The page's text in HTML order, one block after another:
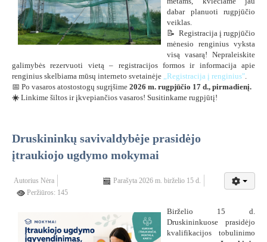
dabar planuoti rugpjūčio
veiklas.
📝 Registracija į rugpjūčio
mėnesio renginius vyksta
visą vasarą! Nepraleiskite
galimybės rezervuoti vietą – registracijos formos ir informacija apie
renginius skelbiama mūsų interneto svetainėje „Registracija į renginius"
📅 Po vasaros atostostogų sugrįšime 2026 m. rugpjūčio 17 d., pirmadienį.
☀️ Linkime šiltos ir įkvepiančios vasaros! Susitinkame rugpjūtį!
Druskininkų savivaldybėje prasidėjo
įtraukiojo ugdymo mokymai
Autorius Nėra
Parašyta 2026 m. birželio 15 d.
Peržiūros: 145
Birželio 15 d.
Druskininkuose prasidėjo
kvalifikacijos tobulinimo